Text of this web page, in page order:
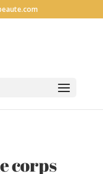
corps